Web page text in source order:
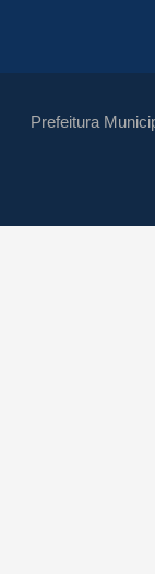
Prefeitura